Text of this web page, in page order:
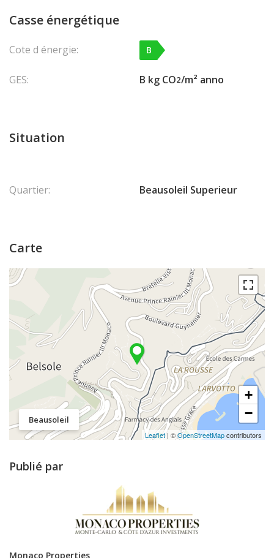
Casse énergétique
Cote d énergie: B
GES: B kg CO2/m² anno
Situation
Quartier: Beausoleil Superieur
Carte
Beausoleil
+
−
Leaflet | ©OpenStreetMapcontributors
Publié par
Monaco Properties